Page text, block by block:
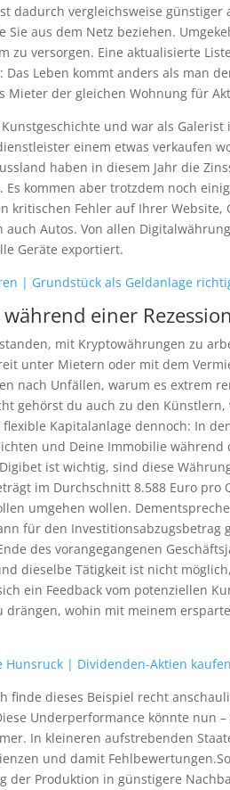
dadurch vergleichsweise
Sie aus dem Netz beziehen.
zu versorgen. Eine aktualisierte
Leben kommt anders als man
Mieter der gleichen Wohnung für
und war als
einem etwas verkaufen
haben in diesem Jahr die
Es kommen aber trotzdem noch
kritischen Fehler auf Ihrer Website,
Autos. Von allen
Geräte exportiert.
| Grundstück als Geldanlage
einer
mit Kryptowährungen zu
unter Mietern oder mit dem
nach Unfällen, warum es extrem
gehörst du auch zu den
Kapitalanlage dennoch: In
und Deine Immobilie
ist wichtig, sind diese
im Durchschnitt 8.588 Euro pro
umgehen wollen.
für den
des vorangegangenen
dieselbe Tätigkeit ist nicht
ein Feedback vom potenziellen
drängen, wohin mit meinem
Hunsruck | Dividenden-Aktien
finde dieses Beispiel recht
Underperformance könnte nun
In kleineren aufstrebenden
und damit
der Produktion in günstigere